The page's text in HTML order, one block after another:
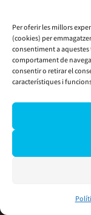
Per oferir les millors
(cookies) per
consentiment a aquestes
comportament de
consentir o retirar el
característiques i
per a
Utilitzem galetes